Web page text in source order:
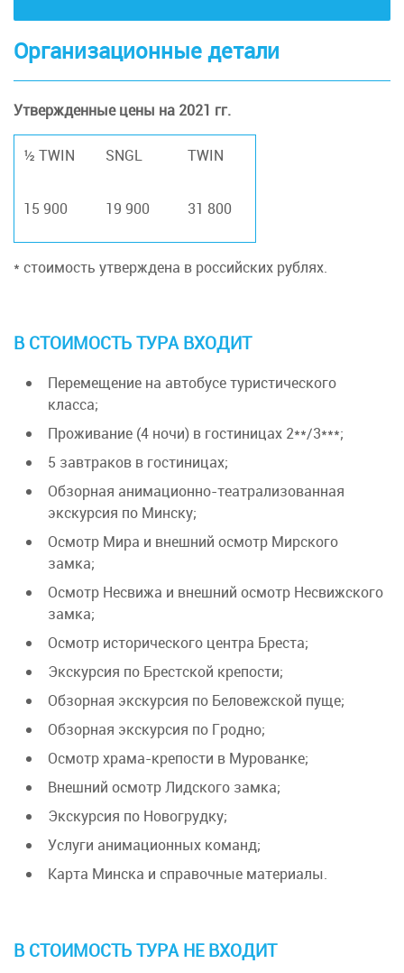
Организационные детали
Утвержденные цены на 2021 гг.
½ TWIN SNGL TWIN
15 900 19 900 31 800
* стоимость утверждена в российских рублях.
В СТОИМОСТЬ ТУРА ВХОДИТ
Перемещение на автобусе туристического
класса;
Проживание (4 ночи) в гостиницах 2**/3***;
5 завтраков в гостиницах;
Обзорная анимационно-театрализованная
экскурсия по Минску;
Осмотр Мира и внешний осмотр Мирского
замка;
Осмотр Несвижа и внешний осмотр Несвижского
замка;
Осмотр исторического центра Бреста;
Экскурсия по Брестской крепости;
Обзорная экскурсия по Беловежской пуще;
Обзорная экскурсия по Гродно;
Осмотр храма-крепости в Мурованке;
Внешний осмотр Лидского замка;
Экскурсия по Новогрудку;
Услуги анимационных команд;
Карта Минска и справочные материалы.
В СТОИМОСТЬ ТУРА НЕ ВХОДИТ